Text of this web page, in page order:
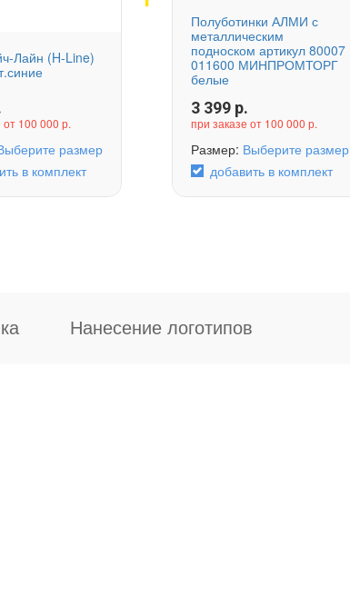
Лайн (H-Line)
от 100 000 р.
размер
в комплект
Полуботинки АЛМИ с
металлическим
подноском артикул 80007
011600 МИНПРОМТОРГ
белые
3 399 р.
при заказе от 100 000 р.
Размер: Выберите размер
добавить в комплект
Нанесение логотипов